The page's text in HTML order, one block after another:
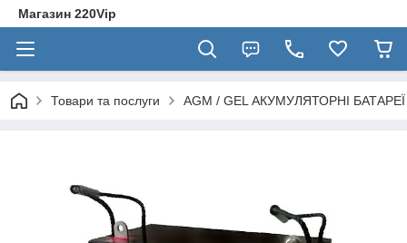
Магазин 220Vip
Товари та послуги AGM / GEL АКУМУЛЯТОРНІ БАТАРЕЇ